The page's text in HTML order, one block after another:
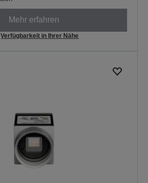
Mehr erfahren
Verfügbarkeit in Ihrer Nähe